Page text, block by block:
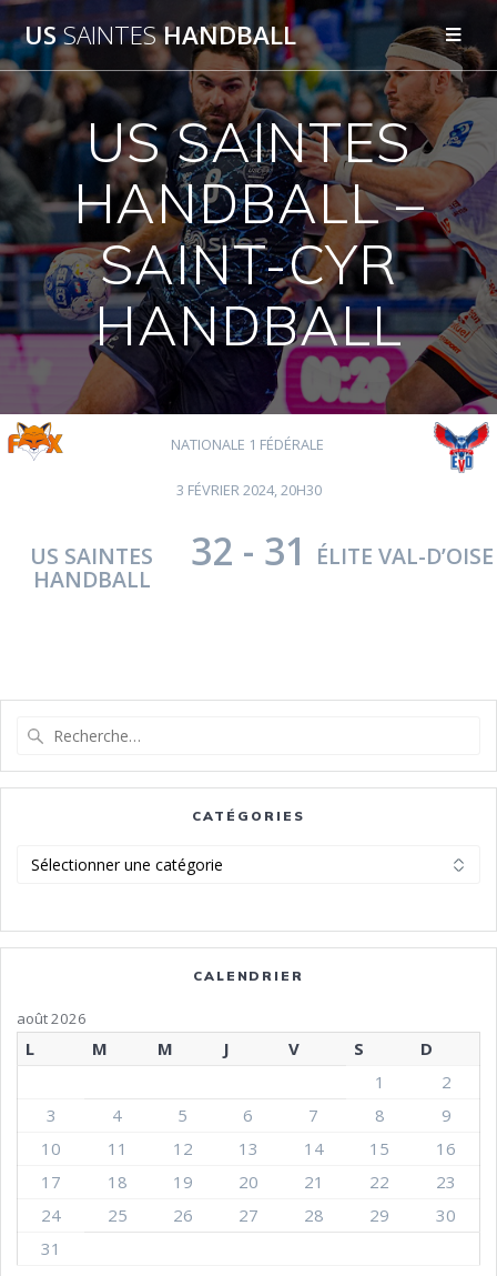
Passer
au
contenu
USSAINTESHANDBALL
US SAINTES
HANDBALL –
SAINT-CYR
HANDBALL
NATIONALE 1 FÉDÉRALE
3 FÉVRIER 2024, 20H30
US SAINTES
HANDBALL
32 - 31 ÉLITE VAL-D’OISE
:
CATÉGORIES
CALENDRIER
août 2026
L M M J V S
D
1
2
3
4 5 6 7 8
9
10
11 12 13 14 15
16
17
18 19 20 21 22
23
24
25 26 27 28 29
30
31